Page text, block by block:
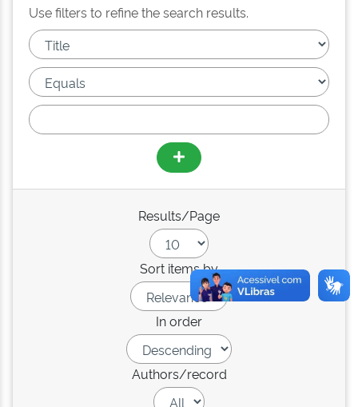
Use filters to refine the search results.
Results/Page
Sort items by
In order
Authors/record